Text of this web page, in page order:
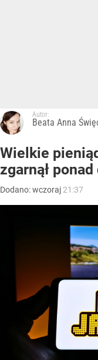
Autor:
Beata Anna
Wielkie
zgarnął
Dodano:wczoraj 21:37